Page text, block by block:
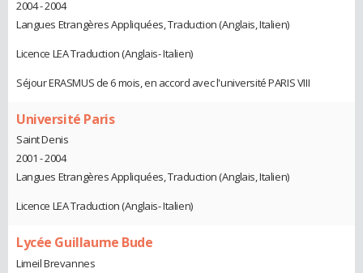
2004 - 2004
Langues Etrangères Appliquées, Traduction (Anglais, Italien)
Licence LEA Traduction (Anglais- Italien)
Séjour ERASMUS de 6 mois, en accord avec l'université PARIS VIII
Université Paris
Saint Denis
2001 - 2004
Langues Etrangères Appliquées, Traduction (Anglais, Italien)
Licence LEA Traduction (Anglais- Italien)
Lycée Guillaume Bude
Limeil Brevannes